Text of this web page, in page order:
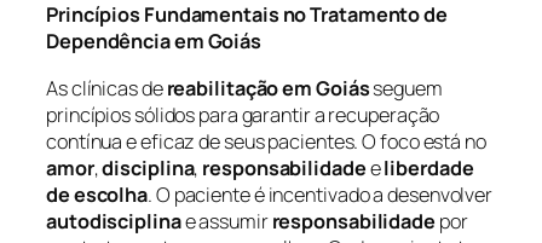
Princípios Fundamentais no Tratamento de
Dependência em Goiás
As clínicas dereabilitação em Goiásseguem
princípios sólidos para garantir a recuperação
contínua e eficaz de seus pacientes. O foco está no
amor,disciplina, responsabilidadeeliberdade
de escolha. O paciente é incentivado a desenvolver
autodisciplinae assumirresponsabilidade por